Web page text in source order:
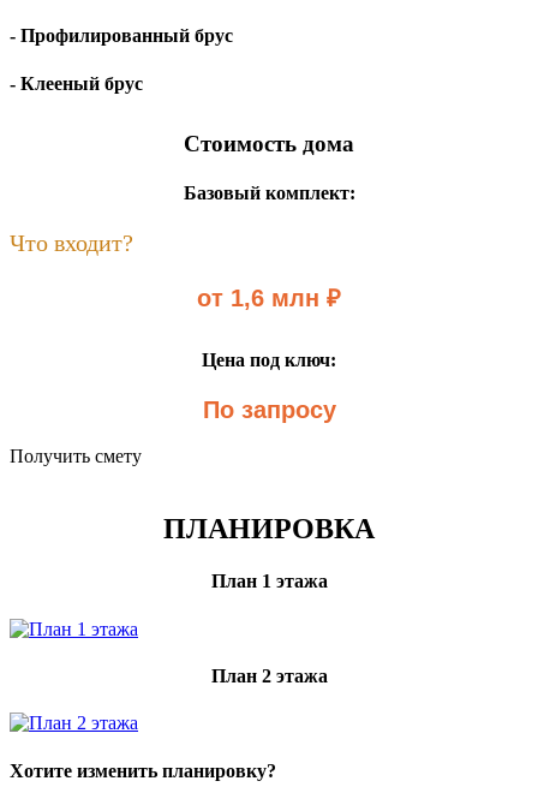
- Профилированный брус
- Клееный брус
Стоимость дома
Базовый комплект:
Что входит?
от 1,6 млн ₽
Цена под ключ:
По запросу
Получить смету
ПЛАНИРОВКА
План 1 этажа
План 2 этажа
Хотите изменить планировку?